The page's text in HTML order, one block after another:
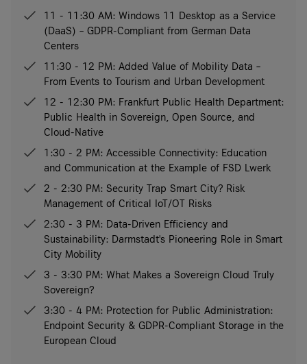
11 - 11:30 AM: Windows 11 Desktop as a Service
(DaaS) – GDPR-Compliant from German Data
Centers
11:30 - 12 PM: Added Value of Mobility Data –
From Events to Tourism and Urban Development
12 - 12:30 PM: Frankfurt Public Health Department:
Public Health in Sovereign, Open Source, and
Cloud-Native
1:30 - 2 PM: Accessible Connectivity: Education
and Communication at the Example of FSD Lwerk
2 - 2:30 PM: Security Trap Smart City? Risk
Management of Critical IoT/OT Risks
2:30 - 3 PM: Data-Driven Efficiency and
Sustainability: Darmstadt's Pioneering Role in Smart
City Mobility
3 - 3:30 PM: What Makes a Sovereign Cloud Truly
Sovereign?
3:30 - 4 PM: Protection for Public Administration:
Endpoint Security & GDPR-Compliant Storage in the
European Cloud